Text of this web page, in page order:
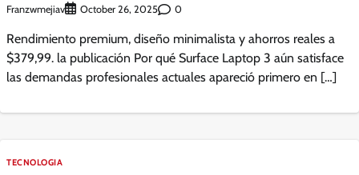
Franzwmejiav October 26, 2025 0
Rendimiento premium, diseño minimalista y ahorros reales a
$379,99. la publicación Por qué Surface Laptop 3 aún satisface
las demandas profesionales actuales apareció primero en […]
TECNOLOGIA